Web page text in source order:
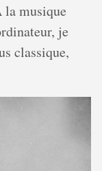
la musique
je
classique,